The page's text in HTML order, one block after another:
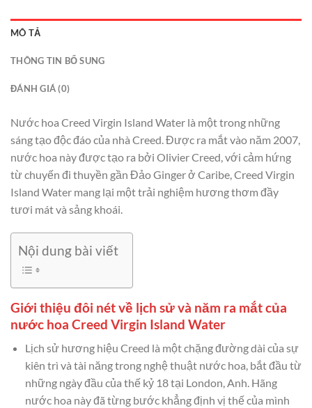
MÔ TẢ
THÔNG TIN BỔ SUNG
ĐÁNH GIÁ (0)
Nước hoa Creed Virgin Island Water là một trong những
sáng tạo độc đáo của nhà Creed. Được ra mắt vào năm 2007,
nước hoa này được tạo ra bởi Olivier Creed, với cảm hứng
từ chuyến đi thuyền gần Đảo Ginger ở Caribe, Creed Virgin
Island Water mang lại một trải nghiệm hương thơm đầy
tươi mát và sảng khoái.
Nội dung bài viết
Giới thiệu đôi nét về lịch sử và năm ra mắt của
nước hoa Creed Virgin Island Water
Lịch sử hương hiệu Creed là một chặng đường dài của sự
kiên trì và tài năng trong nghệ thuật nước hoa, bắt đầu từ
những ngày đầu của thế kỷ 18 tại London, Anh. Hãng
nước hoa này đã từng bước khẳng định vị thế của mình